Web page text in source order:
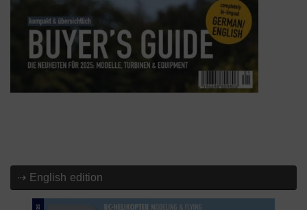
⇢ English edition